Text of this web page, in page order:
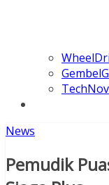
News
Pemudik